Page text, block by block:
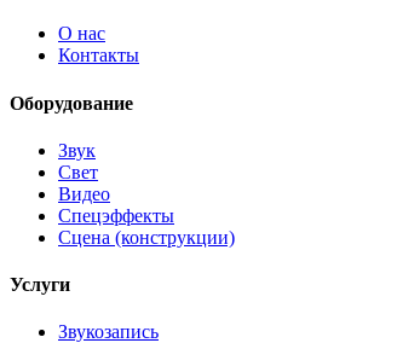
О нас
Контакты
Оборудование
Звук
Свет
Видео
Спецэффекты
Сцена (конструкции)
Услуги
Звукозапись